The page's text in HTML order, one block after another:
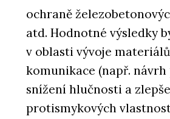
ochraně
atd. Hodnotné výsledky
v oblasti vývoje
komunikace (např.
snížení hlučnosti a
protismykových